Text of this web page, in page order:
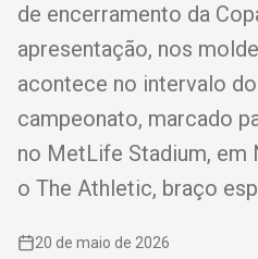
de encerramento da
apresentação, nos
acontece no intervalo
campeonato, marcado
no MetLife Stadium, em
o The Athletic, braço
20 de maio de 2026